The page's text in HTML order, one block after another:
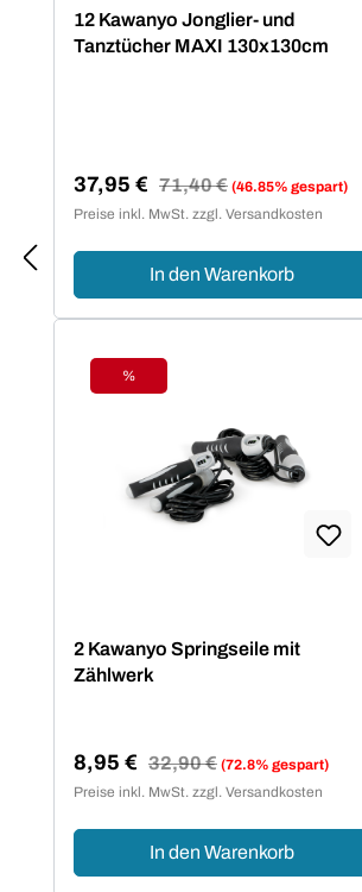
Bewegungselemente zusammen
um ausgeglichen und gesund zu
und deine Ideen.
12 Kawanyo Jonglier- und
Tanztücher MAXI 130x130cm
Verkaufspreis:
37,95 € Regulärer Preis:
71,40 € (46.85% gespart)
Preise inkl. MwSt. zzgl. Versandkosten
In den Warenkorb
Rabatt
%
2 Kawanyo Springseile mit
Zählwerk
Verkaufspreis:
8,95 € Regulärer Preis:
32,90 € (72.8% gespart)
Preise inkl. MwSt. zzgl. Versandkosten
In den Warenkorb